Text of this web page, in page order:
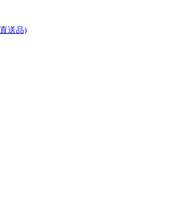
送品)